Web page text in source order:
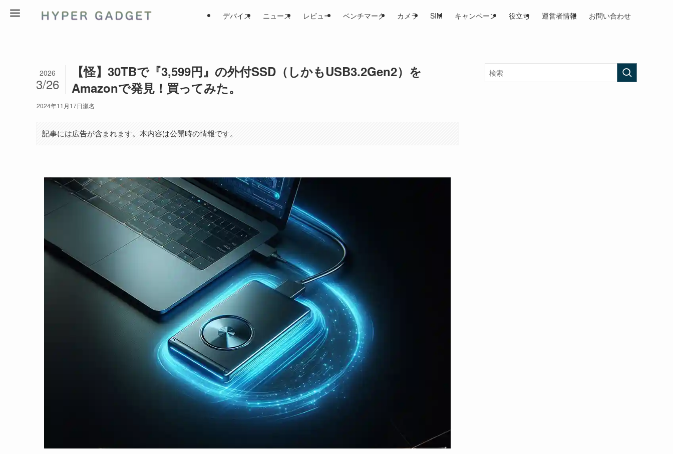
デバイス ニュース レビュー ベンチマーク カメラ SIM キャンペーン 役立ち 運営者情報 お問い合わせ
【怪】30TBで『3,599円』の外付SSD（しかもUSB3.2Gen2）を
Amazonで発見！買ってみた。
2026
3/26
2024年11月17日瀬名
記事には広告が含まれます。本内容は公開時の情報です。